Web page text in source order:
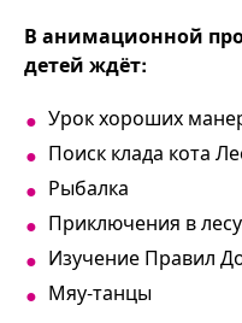
В анимационной
детей ждёт:
Урок хороших
Поиск клада кота
Рыбалка
Приключения в лесу
Изучение Правил
Мяу-танцы